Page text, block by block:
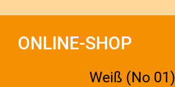
ONLINE-SHOP
Weiß (No 01)